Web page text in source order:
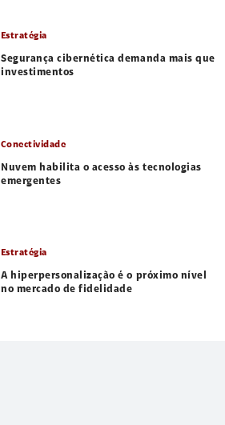
Estratégia
Segurança cibernética demanda mais que
investimentos
Conectividade
Nuvem habilita o acesso às tecnologias
emergentes
Estratégia
A hiperpersonalização é o próximo nível
no mercado de fidelidade